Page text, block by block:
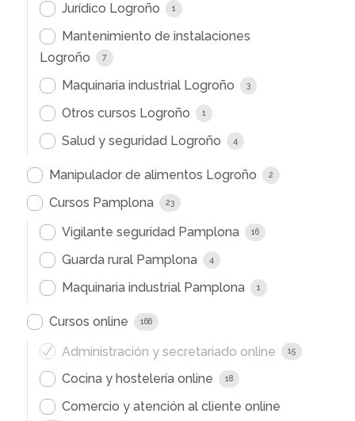
Jurídico Logroño 1
Mantenimiento de instalaciones
Logroño
7
Maquinaria industrial Logroño 3
Otros cursos Logroño 1
Salud y seguridad Logroño 4
Manipulador de alimentos Logroño 2
Cursos Pamplona 23
Vigilante seguridad Pamplona 16
Guarda rural Pamplona 4
Maquinaria industrial Pamplona 1
Cursos online 166
Administración y secretariado online 15
Cocina y hostelería online 18
Comercio y atención al cliente online